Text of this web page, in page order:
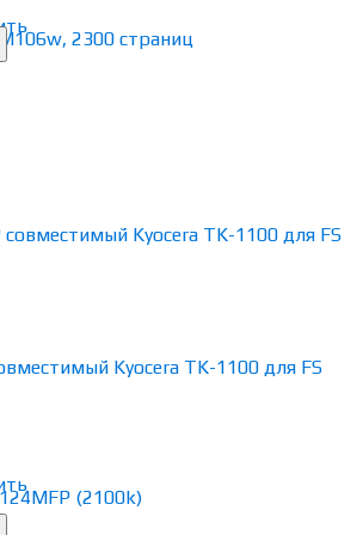
Kyocera TK-1100 для FS